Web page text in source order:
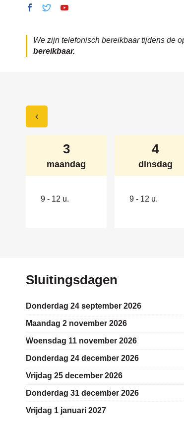
Facebook
TwitterYoutube
Openingsuren
We zijn telefonisch bereikbaar tijdens de
bereikbaar.
openingsuren
maandag
3
augustus
9 - 12 u.
dinsdag
4
augustus
9 - 12 u.
Sluitingsdagen
donderdag 24 september 2026
maandag 2 november 2026
woensdag 11 november 2026
donderdag 24 december 2026
vrijdag 25 december 2026
donderdag 31 december 2026
vrijdag 1 januari 2027